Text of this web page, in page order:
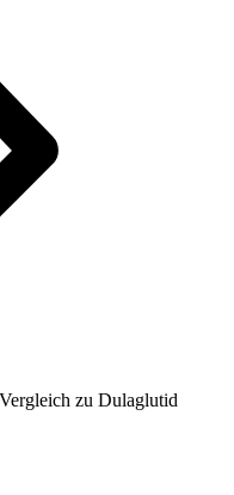
zu Dulaglutid